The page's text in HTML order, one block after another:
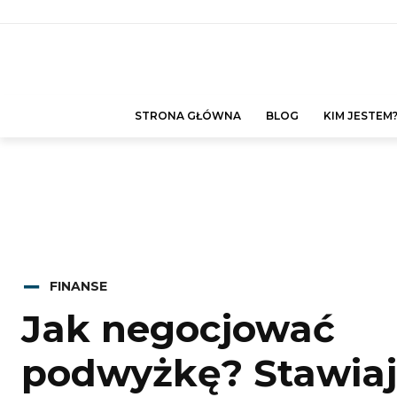
STRONA GŁÓWNA BLOG KIM JESTEM?
FINANSE
Jak negocjować
podwyżkę? Stawiaj